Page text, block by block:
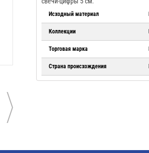
Исходный материал
Коллекции
Торговая марка
Страна происхождения